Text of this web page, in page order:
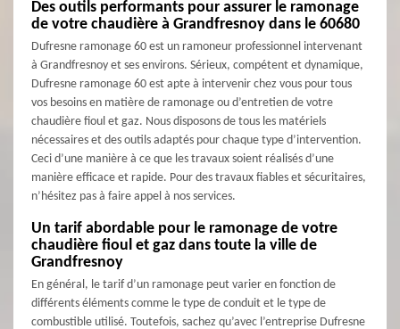
Des outils performants pour assurer le ramonage
de votre chaudière à Grandfresnoy dans le 60680
Dufresne ramonage 60 est un ramoneur professionnel intervenant
à Grandfresnoy et ses environs. Sérieux, compétent et dynamique,
Dufresne ramonage 60 est apte à intervenir chez vous pour tous
vos besoins en matière de ramonage ou d’entretien de votre
chaudière fioul et gaz. Nous disposons de tous les matériels
nécessaires et des outils adaptés pour chaque type d’intervention.
Ceci d’une manière à ce que les travaux soient réalisés d’une
manière efficace et rapide. Pour des travaux fiables et sécuritaires,
n’hésitez pas à faire appel à nos services.
Un tarif abordable pour le ramonage de votre
chaudière fioul et gaz dans toute la ville de
Grandfresnoy
En général, le tarif d’un ramonage peut varier en fonction de
différents éléments comme le type de conduit et le type de
combustible utilisé. Toutefois, sachez qu’avec l’entreprise Dufresne